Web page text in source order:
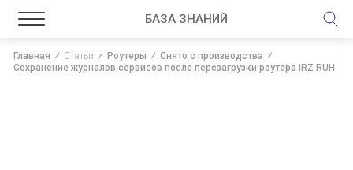
БАЗА ЗНАНИЙ
Главная Статьи Роутеры
Снято с производства
Сохранение журналов сервисов после перезагрузки роутера iRZ RUH